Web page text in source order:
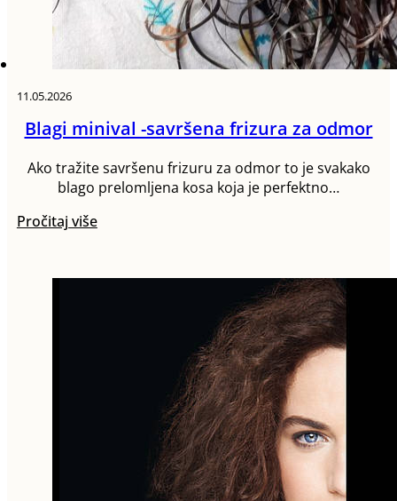
11.05.2026
Blagi minival -savršena frizura za odmor
Ako tražite savršenu frizuru za odmor to je svakako
blago prelomljena kosa koja je perfektno…
Pročitaj više